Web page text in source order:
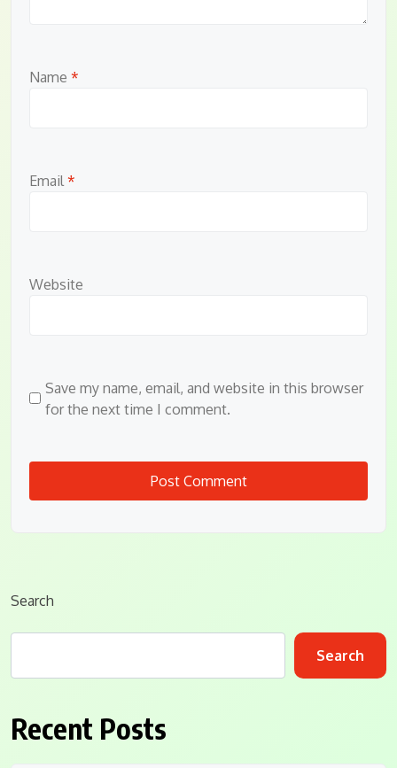
Name *
Email *
Website
Save my name, email, and website in this browser
for the next time I comment.
Search
Search
Recent Posts